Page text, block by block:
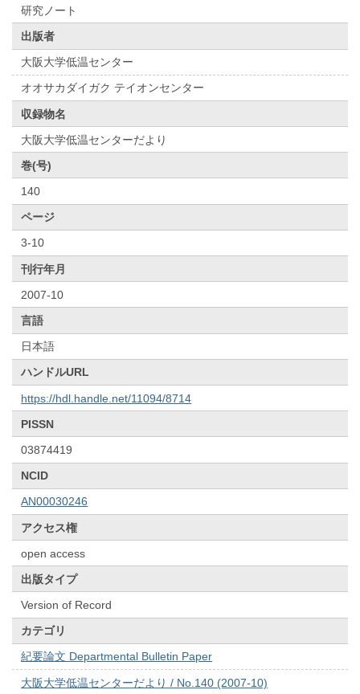
研究ノート
出版者
大阪大学低温センター
オオサカダイガク テイオンセンター
収録物名
大阪大学低温センターだより
巻(号)
140
ページ
3-10
刊行年月
2007-10
言語
日本語
ハンドルURL
https://hdl.handle.net/11094/8714
PISSN
03874419
NCID
AN00030246
アクセス権
open access
出版タイプ
Version of Record
カテゴリ
紀要論文 Departmental Bulletin Paper
大阪大学低温センターだより / No.140 (2007-10)